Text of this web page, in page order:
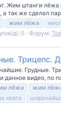
Жим штанги
так же сделал
жим лёжа
0 Форум:
Трицепс.
Грудные.
видео, по
лёжа жим
хвата